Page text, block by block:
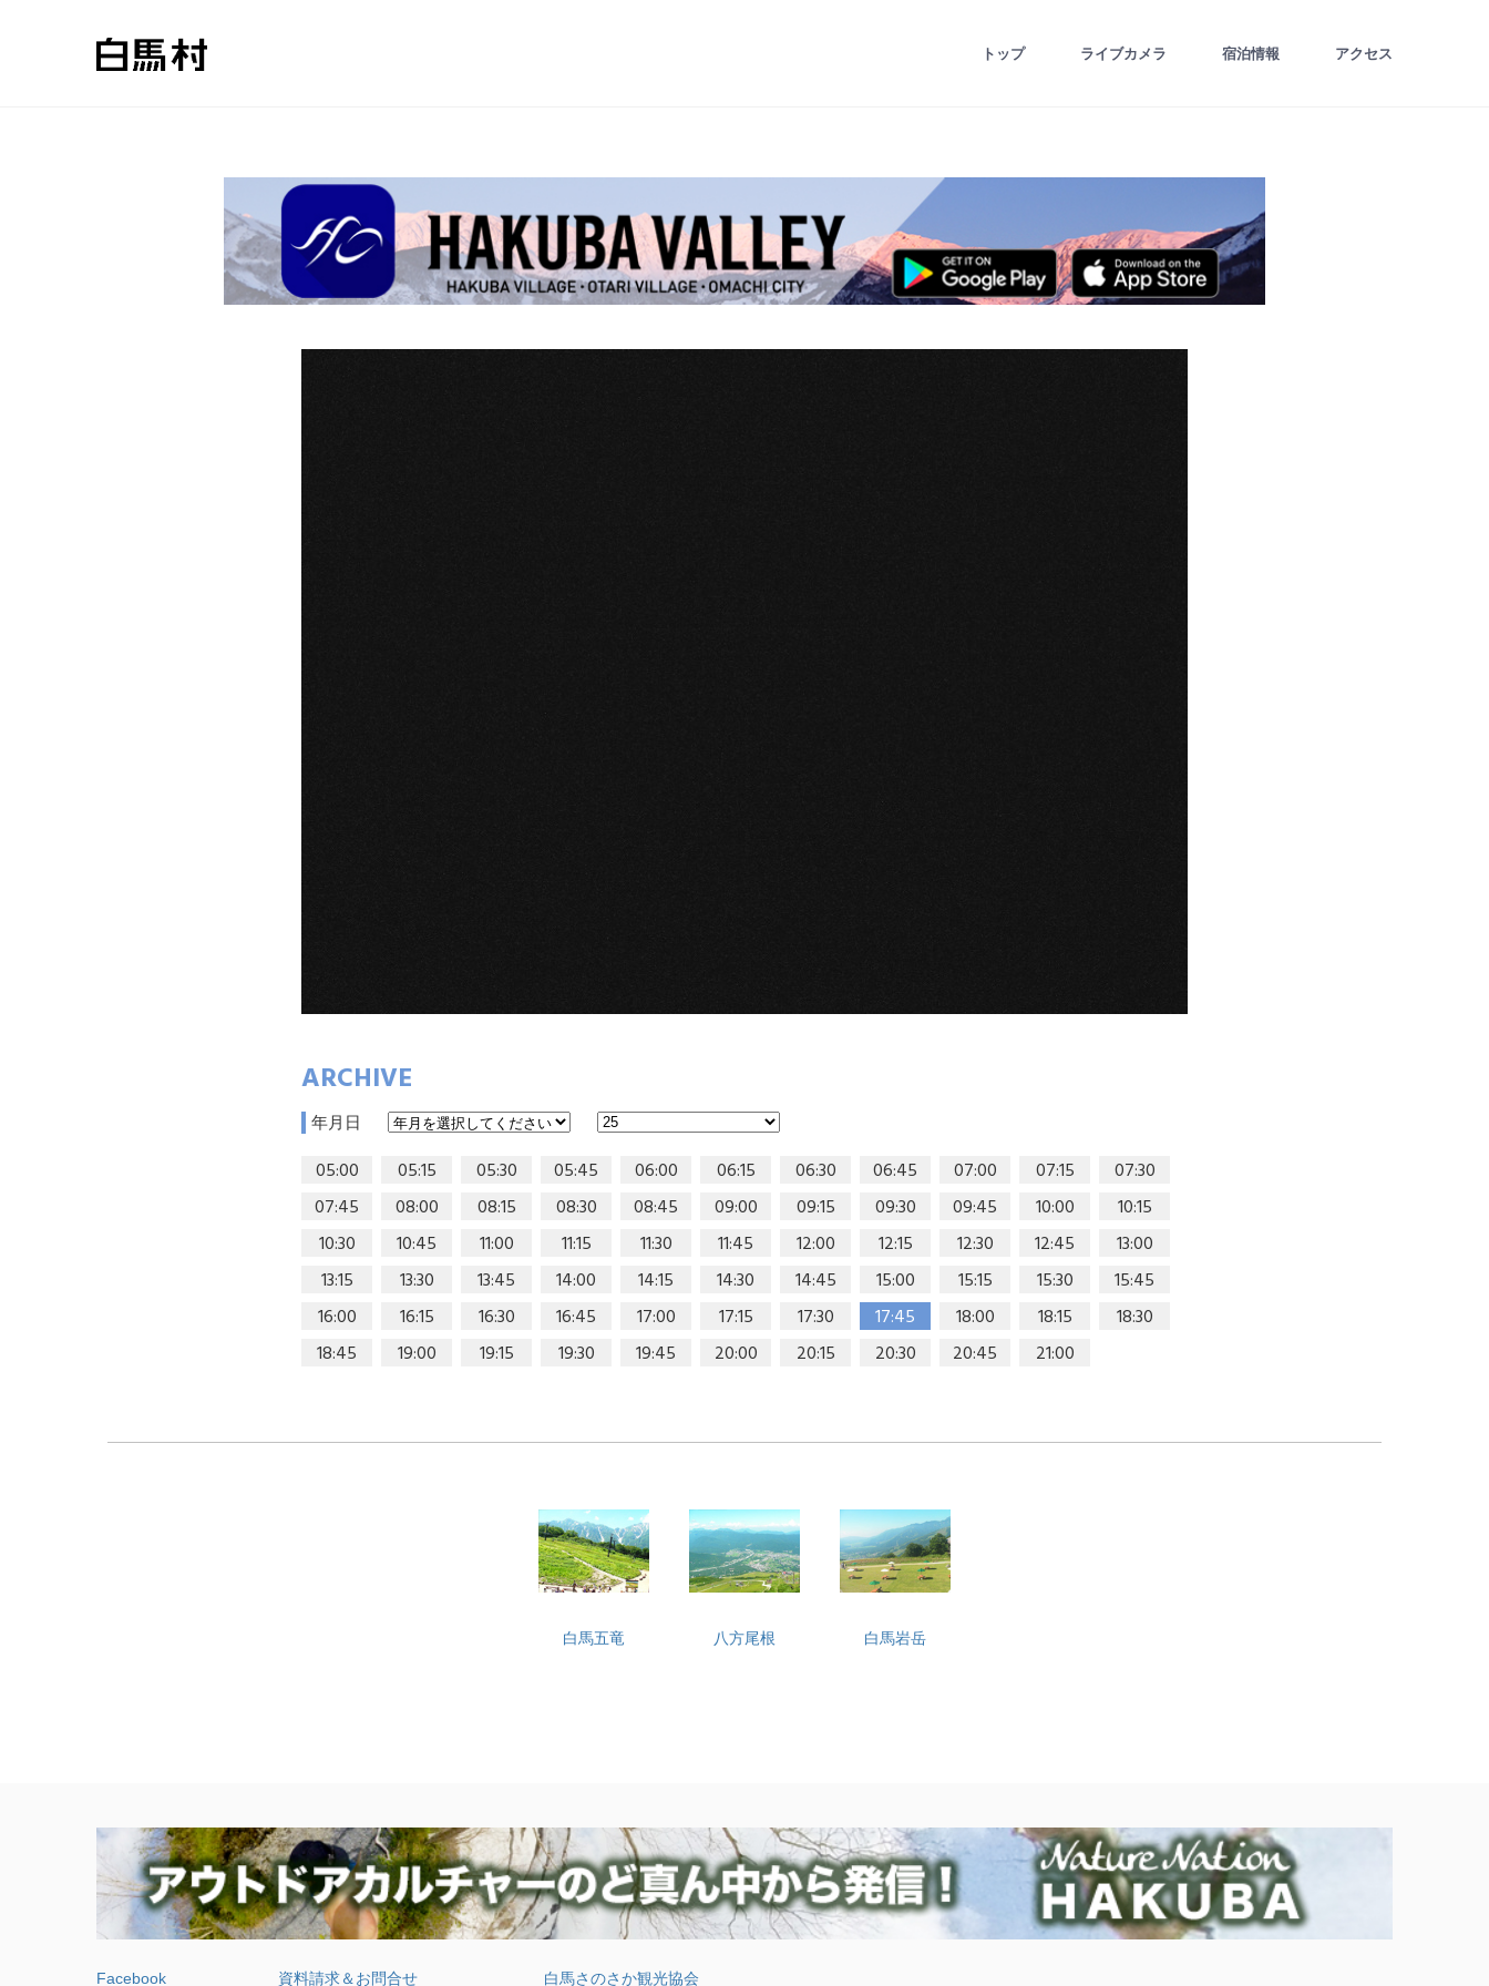
トップ ライブカメラ 宿泊情報 アクセス
ARCHIVE
年月日
05:00 05:15 05:30 05:45 06:00 06:15 06:30 06:45 07:00 07:15
07:30
07:45
08:00 08:15 08:30 08:45 09:00 09:15 09:30 09:45 10:00
10:15
10:30
10:45 11:00 11:15 11:30 11:45 12:00 12:15 12:30 12:45
13:00
13:15
13:30 13:45 14:00 14:15 14:30 14:45 15:00 15:15 15:30
15:45
16:00
16:15 16:30 16:45 17:00 17:15 17:30 17:45 18:00 18:15
18:30
18:45
19:00 19:15 19:30 19:45 20:00 20:15 20:30 20:45 21:00
白馬五竜 八方尾根 白馬岩岳